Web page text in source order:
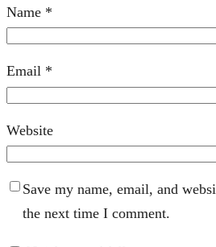
Name *
Email *
Website
Save my name, email, and
the next time I comment.